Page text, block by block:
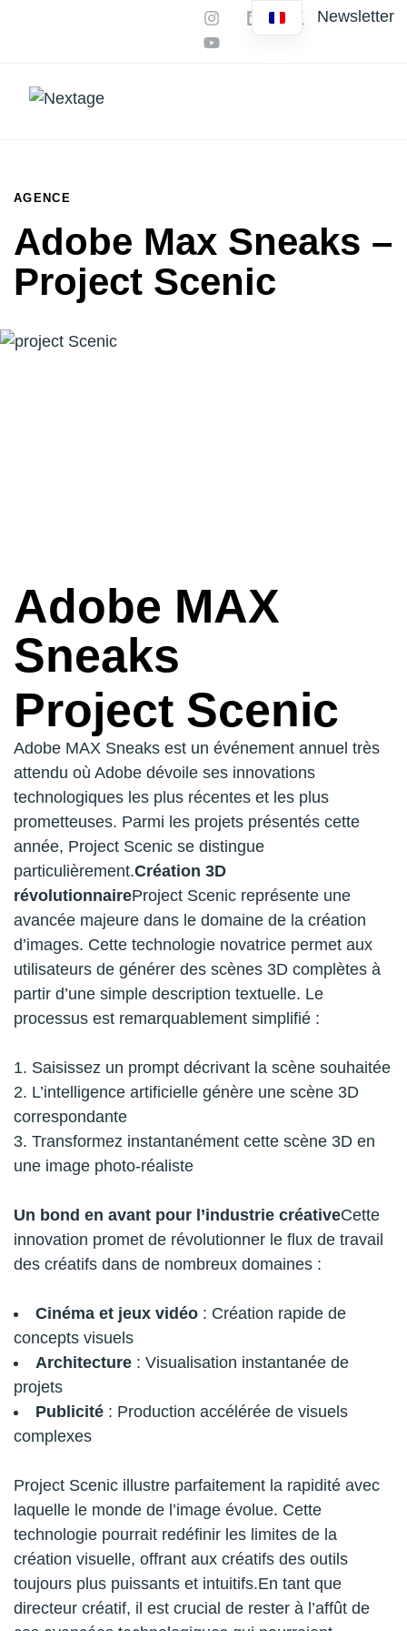
Newsletter
AGENCE
Adobe Max Sneaks –
Project Scenic
Adobe MAX
Sneaks
Project Scenic
Adobe MAX Sneaks est un événement annuel très
attendu où Adobe dévoile ses innovations
technologiques les plus récentes et les plus
prometteuses. Parmi les projets présentés cette
année, Project Scenic se distingue
particulièrement.Création 3D
révolutionnaireProject Scenic représente une
avancée majeure dans le domaine de la création
d’images. Cette technologie novatrice permet aux
utilisateurs de générer des scènes 3D complètes à
partir d’une simple description textuelle. Le
processus est remarquablement simplifié :
Saisissez un prompt décrivant la scène souhaitée
L’intelligence artificielle génère une scène 3D
correspondante
Transformez instantanément cette scène 3D en
une image photo-réaliste
Un bond en avant pour l’industrie créativeCette
innovation promet de révolutionner le flux de travail
des créatifs dans de nombreux domaines :
Cinéma et jeux vidéo : Création rapide de
concepts visuels
Architecture : Visualisation instantanée de
projets
Publicité : Production accélérée de visuels
complexes
Project Scenic illustre parfaitement la rapidité avec
laquelle le monde de l’image évolue. Cette
technologie pourrait redéfinir les limites de la
création visuelle, offrant aux créatifs des outils
toujours plus puissants et intuitifs.En tant que
directeur créatif, il est crucial de rester à l’affût de